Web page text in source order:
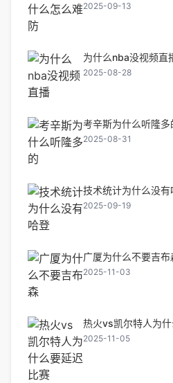
2025-09-13
为什么nba没视频直
2025-08-28
考辛斯为什么听隆多
2025-08-31
技术统计为什么没有
2025-09-19
广厦为什么不要吉布
2025-11-03
热火vs凯尔特人为
2025-11-05